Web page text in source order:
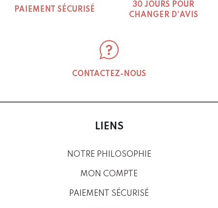
PAIEMENT SÉCURISÉ
30 JOURS POUR
CHANGER D'AVIS
CONTACTEZ-NOUS
LIENS
NOTRE PHILOSOPHIE
MON COMPTE
PAIEMENT SÉCURISÉ